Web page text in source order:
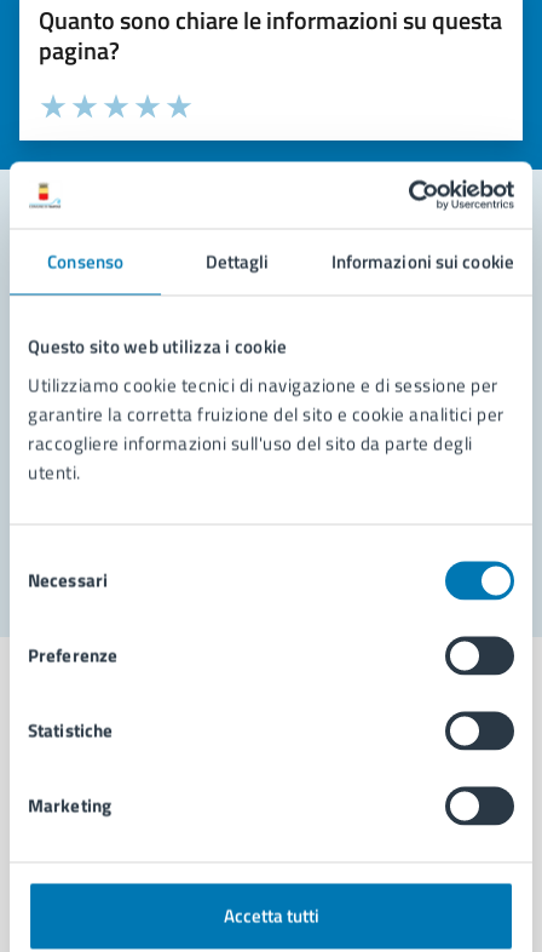
Consenso Dettagli Informazioni sui cookie
Questo sito web utilizza i cookie
Utilizziamo cookie tecnici di navigazione e di sessione per
garantire la corretta fruizione del sito e cookie analitici per
raccogliere informazioni sull'uso del sito da parte degli
utenti.
delNecessari
Preferenze
Statistiche
Marketing
Accetta tutti
Quanto sono chiare le informazioni su questa
pagina?
Valuta la chiarezza delle informazioni (da 1 a 5 stelle)
Seleziona il numero di stelle per valutare la chiarezza delle
Valuta 5 stelle su 5
Valuta 4 stelle su 5
Valuta 3 stelle su 5
Valuta 2 stelle su 5
Valuta 1 stelle su 5
Contatta il comune
Richiedi assistenza
Prenota appuntamento
Problemi in città
Aree amministrative